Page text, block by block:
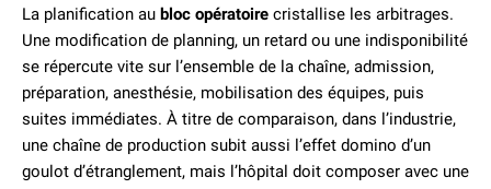
La planification au bloc opératoire cristallise les arbitrages.
Une modification de planning, un retard ou une indisponibilité
se répercute vite sur l’ensemble de la chaîne, admission,
préparation, anesthésie, mobilisation des équipes, puis
suites immédiates. À titre de comparaison, dans l’industrie,
une chaîne de production subit aussi l’effet domino d’un
goulot d’étranglement, mais l’hôpital doit composer avec une